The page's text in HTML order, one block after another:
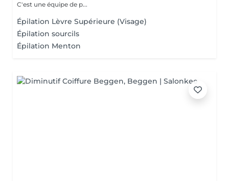
C'est une équipe de p...
Épilation Lèvre Supérieure (Visage)
Épilation sourcils
Épilation Menton